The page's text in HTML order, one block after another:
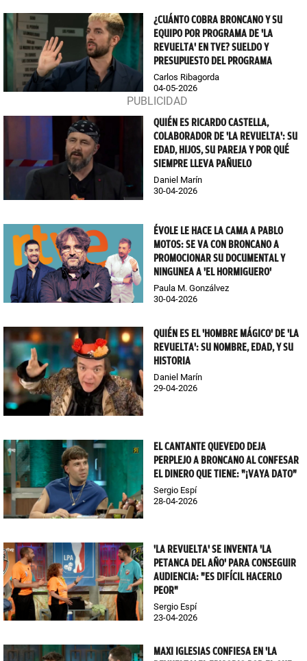
¿CUÁNTO COBRA BRONCANO Y SU
EQUIPO POR PROGRAMA DE 'LA
REVUELTA' EN TVE? SUELDO Y
PRESUPUESTO DEL PROGRAMA
Carlos Ribagorda
04-05-2026
QUIÉN ES RICARDO CASTELLA,
COLABORADOR DE 'LA REVUELTA': SU
EDAD, HIJOS, SU PAREJA Y POR QUÉ
SIEMPRE LLEVA PAÑUELO
Daniel Marín
30-04-2026
ÉVOLE LE HACE LA CAMA A PABLO
MOTOS: SE VA CON BRONCANO A
PROMOCIONAR SU DOCUMENTAL Y
NINGUNEA A 'EL HORMIGUERO'
Paula M. Gonzálvez
30-04-2026
QUIÉN ES EL 'HOMBRE MÁGICO' DE 'LA
REVUELTA': SU NOMBRE, EDAD, Y SU
HISTORIA
Daniel Marín
29-04-2026
EL CANTANTE QUEVEDO DEJA
PERPLEJO A BRONCANO AL CONFESAR
EL DINERO QUE TIENE: "¡VAYA DATO"
Sergio Espí
28-04-2026
'LA REVUELTA' SE INVENTA 'LA
PETANCA DEL AÑO' PARA CONSEGUIR
AUDIENCIA: "ES DIFÍCIL HACERLO
PEOR"
Sergio Espí
23-04-2026
MAXI IGLESIAS CONFIESA EN 'LA